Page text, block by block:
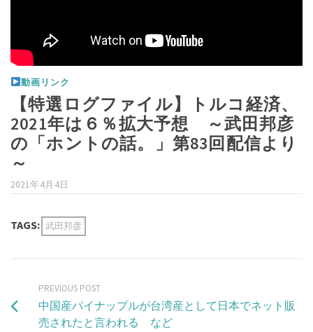
動画リンク
【特選ログファイル】トルコ経済、
2021年は６％拡大予想 ～武田邦彦
の「ホントの話。」第83回配信より
～
2021年4月4日
TAGS: 武田邦彦
PREVIOUS POST
中国産パイナップルが台湾産として日本でネット販
売されたと言われる など